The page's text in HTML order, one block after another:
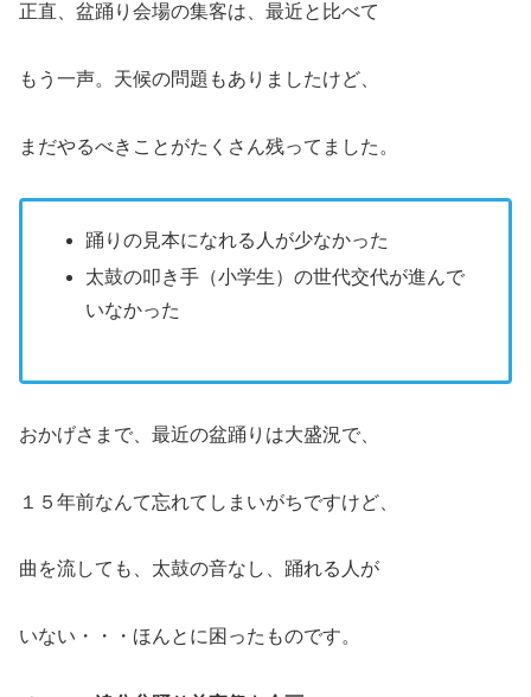
正直、盆踊り会場の集客は、最近と比べて
もう一声。天候の問題もありましたけど、
まだやるべきことがたくさん残ってました。
踊りの見本になれる人が少なかった
太鼓の叩き手（小学生）の世代交代が進んで
いなかった
おかげさまで、最近の盆踊りは大盛況で、
１５年前なんて忘れてしまいがちですけど、
曲を流しても、太鼓の音なし、踊れる人が
いない・・・ほんとに困ったものです。